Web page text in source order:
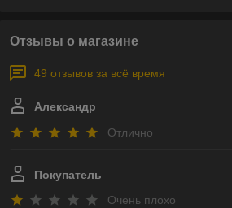
Отзывы о магазине
49 отзывов за всё время
Александр
Отлично
Покупатель
Очень плохо